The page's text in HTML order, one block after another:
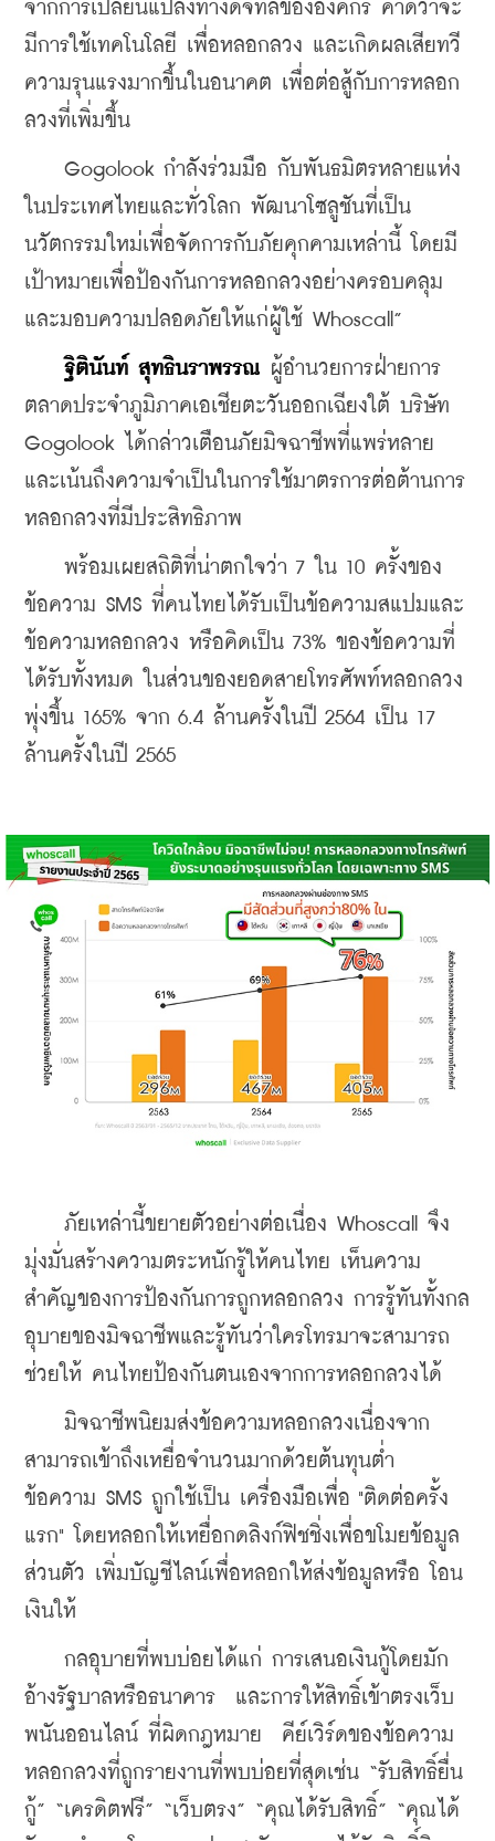
จากการเปลี่ยนแปลงทางดิจิทัลขององค์กร คาดว่าจะ
มีการใช้เทคโนโลยี เพื่อหลอกลวง และเกิดผลเสียทวี
ความรุนแรงมากขึ้นในอนาคต เพื่อต่อสู้กับการหลอก
ลวงที่เพิ่มขึ้น
Gogolook กำลังร่วมมือ กับพันธมิตรหลายแห่ง
ในประเทศไทยและทั่วโลก พัฒนาโซลูชันที่เป็น
นวัตกรรมใหม่เพื่อจัดการกับภัยคุกคามเหล่านี้ โดยมี
เป้าหมายเพื่อป้องกันการหลอกลวงอย่างครอบคลุม
และมอบความปลอดภัยให้แก่ผู้ใช้ Whoscall”
ฐิตินันท์ สุทธินราพรรณ ผู้อำนวยการฝ่ายการ
ตลาดประจำภูมิภาคเอเชียตะวันออกเฉียงใต้ บริษัท
Gogolook ได้กล่าวเตือนภัยมิจฉาชีพที่แพร่หลาย
และเน้นถึงความจำเป็นในการใช้มาตรการต่อต้านการ
หลอกลวงที่มีประสิทธิภาพ
พร้อมเผยสถิติที่น่าตกใจว่า 7 ใน 10 ครั้งของ
ข้อความ SMS ที่คนไทยได้รับเป็นข้อความสแปมและ
ข้อความหลอกลวง หรือคิดเป็น 73% ของข้อความที่
ได้รับทั้งหมด ในส่วนของยอดสายโทรศัพท์หลอกลวง
พุ่งขึ้น 165% จาก 6.4 ล้านครั้งในปี 2564 เป็น 17
ล้านครั้งในปี 2565
ภัยเหล่านี้ขยายตัวอย่างต่อเนื่อง Whoscall จึง
มุ่งมั่นสร้างความตระหนักรู้ให้คนไทย เห็นความ
สำคัญของการป้องกันการถูกหลอกลวง การรู้ทันทั้งกล
อุบายของมิจฉาชีพและรู้ทันว่าใครโทรมาจะสามารถ
ช่วยให้ คนไทยป้องกันตนเองจากการหลอกลวงได้
มิจฉาชีพนิยมส่งข้อความหลอกลวงเนื่องจาก
สามารถเข้าถึงเหยื่อจำนวนมากด้วยต้นทุนต่ำ
ข้อความ SMS ถูกใช้เป็น เครื่องมือเพื่อ "ติดต่อครั้ง
แรก" โดยหลอกให้เหยื่อกดลิงก์ฟิชชิ่งเพื่อขโมยข้อมูล
ส่วนตัว เพิ่มบัญชีไลน์เพื่อหลอกให้ส่งข้อมูลหรือ โอน
เงินให้
กลอุบายที่พบบ่อยได้แก่ การเสนอเงินกู้โดยมัก
อ้างรัฐบาลหรือธนาคาร  และการให้สิทธิ์เข้าตรงเว็บ
พนันออนไลน์ ที่ผิดกฎหมาย  คีย์เวิร์ดของข้อความ
หลอกลวงที่ถูกรายงานที่พบบ่อยที่สุดเช่น “รับสิทธิ์ยื่น
กู้” “เครดิตฟรี” “เว็บตรง” “คุณได้รับสิทธิ์” “คุณได้